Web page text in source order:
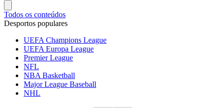
Todos os conteúdos
Desportos populares
UEFA Champions League
UEFA Europa League
Premier League
NFL
NBA Basketball
Major League Baseball
NHL